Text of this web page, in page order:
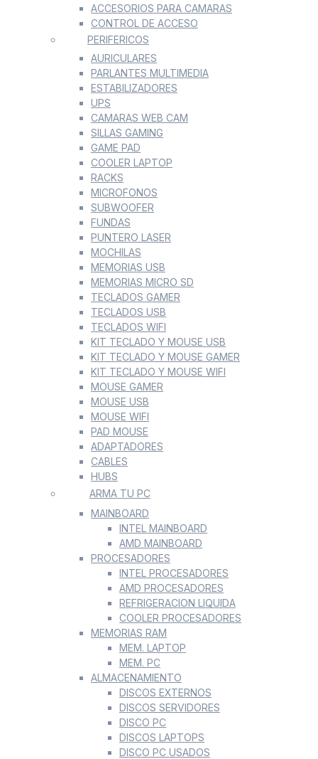
ACCESORIOS PARA CAMARAS
CONTROL DE ACCESO
PERIFERICOS
AURICULARES
PARLANTES MULTIMEDIA
ESTABILIZADORES
UPS
CAMARAS WEB CAM
SILLAS GAMING
GAME PAD
COOLER LAPTOP
RACKS
MICROFONOS
SUBWOOFER
FUNDAS
PUNTERO LASER
MOCHILAS
MEMORIAS USB
MEMORIAS MICRO SD
TECLADOS GAMER
TECLADOS USB
TECLADOS WIFI
KIT TECLADO Y MOUSE USB
KIT TECLADO Y MOUSE GAMER
KIT TECLADO Y MOUSE WIFI
MOUSE GAMER
MOUSE USB
MOUSE WIFI
PAD MOUSE
ADAPTADORES
CABLES
HUBS
ARMA TU PC
MAINBOARD
INTEL MAINBOARD
AMD MAINBOARD
PROCESADORES
INTEL PROCESADORES
AMD PROCESADORES
REFRIGERACION LIQUIDA
COOLER PROCESADORES
MEMORIAS RAM
MEM. LAPTOP
MEM. PC
ALMACENAMIENTO
DISCOS EXTERNOS
DISCOS SERVIDORES
DISCO PC
DISCOS LAPTOPS
DISCO PC USADOS